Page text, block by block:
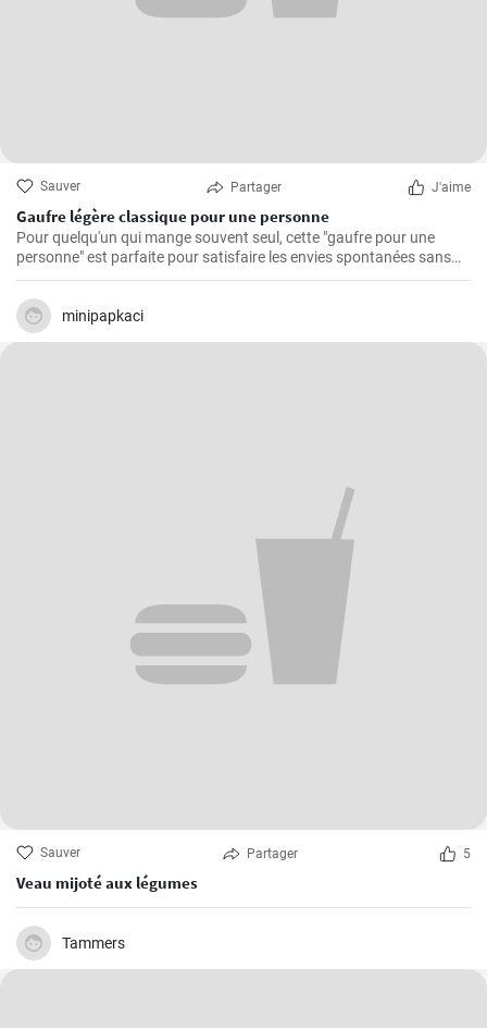
Sauver Partager J'aime
Gaufre légère classique pour une personne
Pour quelqu'un qui mange souvent seul, cette "gaufre pour une
personne" est parfaite pour satisfaire les envies spontanées sans
avoir à se soucier des restes.
minipapkaci
Sauver Partager 5
Veau mijoté aux légumes
Tammers